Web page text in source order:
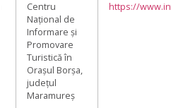
Centru
Național de
Informare și
Promovare
Turistică în
Orașul Borșa,
județul
Maramureș
https://